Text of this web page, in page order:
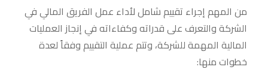
من المهم إجراء تقييم شامل لأداء عمل الفريق المالي في
الشركة والتعرف على قدراته وكفاءاته في إنجاز العمليات
المالية المهمة للشركة، وتتم عملية التقييم وفقاً لعدة
خطوات منها: